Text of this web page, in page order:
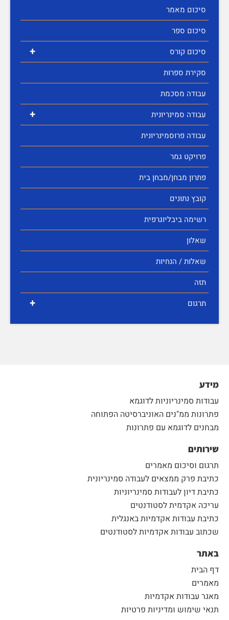
סיכום מאמר
סיכום ספר
+
סיכום קורס
סקירת ספרות
עבודה מסכמת
+
עבודה סמינריונית
עבודה פרוסמינריונית
פרויקט גמר
פתרון מבחן/מבחן בית
קובץ נתונים
רשימה ביבליוגרפית
שאלון
שאלות / הנחיות
תזה
+ תרגום
מידע
עבודות סמינריוניות לדוגמא
פתרונות ממ"נים האוניברסיטה הפתוחה
מבחנים לדוגמא עם פתרונות
שירותים
תרגום וסיכום מאמרים
כתיבת פרק ממצאים לעבודה סמינריונית
כתיבת דיון לעבודות סמינריוניות
עריכה אקדמית לסטודנטים
כתיבת עבודות אקדמיות באנגלית
שכתוב עבודות אקדמיות לסטודנטים
באתר
דף הבית
מאמרים
מאגר עבודות אקדמיות
תנאי שימוש ומדיניות פרטיות